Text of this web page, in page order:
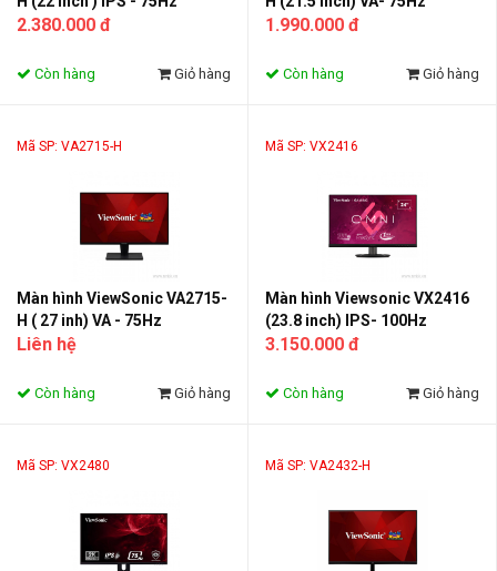
2.380.000 đ
Còn hàng Giỏ hàng
1.990.000 đ
Còn hàng Giỏ hàng
Mã SP: VA2715-H
Màn hình ViewSonic VA2715-
H ( 27 inh) VA - 75Hz
Liên hệ
Còn hàng Giỏ hàng
Mã SP: VX2416
Màn hình Viewsonic VX2416
(23.8 inch) IPS- 100Hz
3.150.000 đ
Còn hàng Giỏ hàng
Mã SP: VX2480 Mã SP: VA2432-H